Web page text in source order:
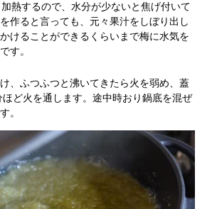
熱するので、水分が少ないと焦げ付いて
作ると言っても、元々果汁をしぼり出し
けることができるくらいまで梅に水気を
す。
、ふつふつと沸いてきたら火を弱め、蓋
ど火を通します。途中時おり鍋底を混ぜ
。